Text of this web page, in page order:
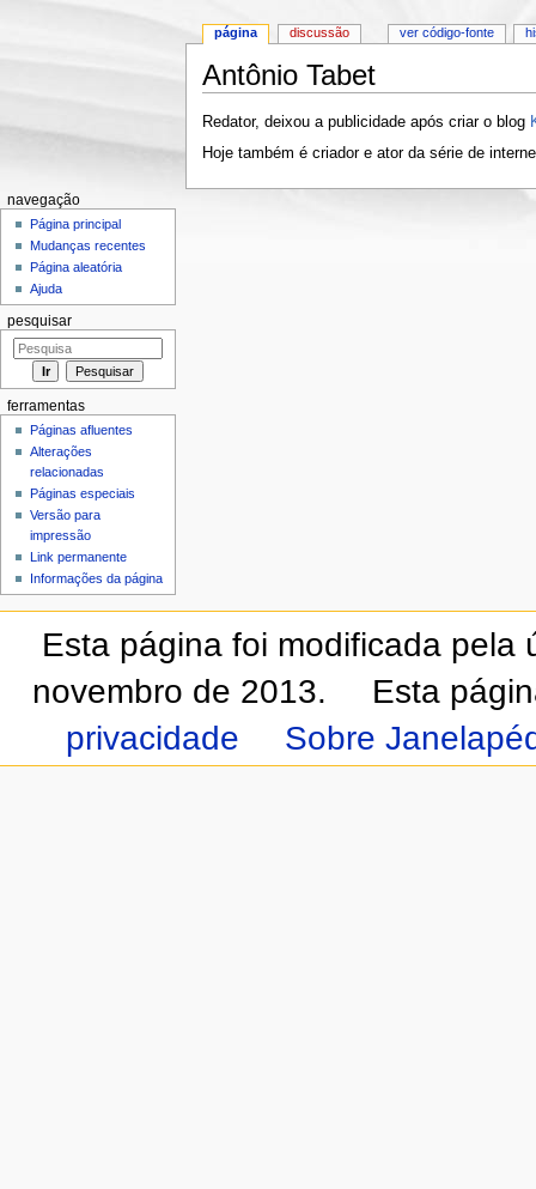
Antônio Tabet
Redator, deixou a publicidade após criar o blog
Hoje também é criador e ator da série de
página discussão ver código-fonte
navegação
Página principal
Mudanças recentes
Página aleatória
Ajuda
pesquisar
ferramentas
Páginas afluentes
Alterações
relacionadas
Páginas especiais
Versão para
impressão
Link permanente
Informações da página
Esta página foi modificada pela
novembro de 2013.
Esta
privacidade
Sobre